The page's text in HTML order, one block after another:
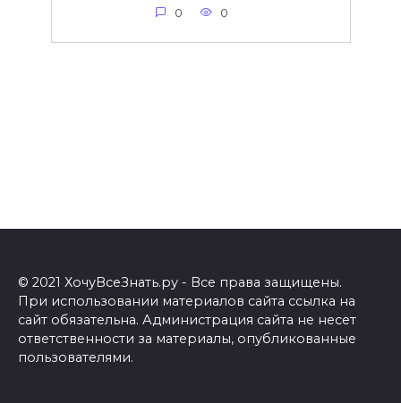
0 0
© 2021 ХочуВсеЗнать.ру - Все права защищены.
При использовании материалов сайта ссылка на
сайт обязательна. Администрация сайта не несет
ответственности за материалы, опубликованные
пользователями.